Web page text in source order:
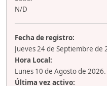
N/D
Fecha de registro:
Jueves 24 de Septiembre de
Hora Local:
Lunes 10 de Agosto de
Última vez activo: